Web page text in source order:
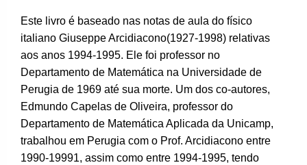
Este livro é baseado nas notas de aula do físico
italiano Giuseppe Arcidiacono(1927-1998) relativas
aos anos 1994-1995. Ele foi professor no
Departamento de Matemática na Universidade de
Perugia de 1969 até sua morte. Um dos co-autores,
Edmundo Capelas de Oliveira, professor do
Departamento de Matemática Aplicada da Unicamp,
trabalhou em Perugia com o Prof. Arcidiacono entre
1990-19991, assim como entre 1994-1995, tendo